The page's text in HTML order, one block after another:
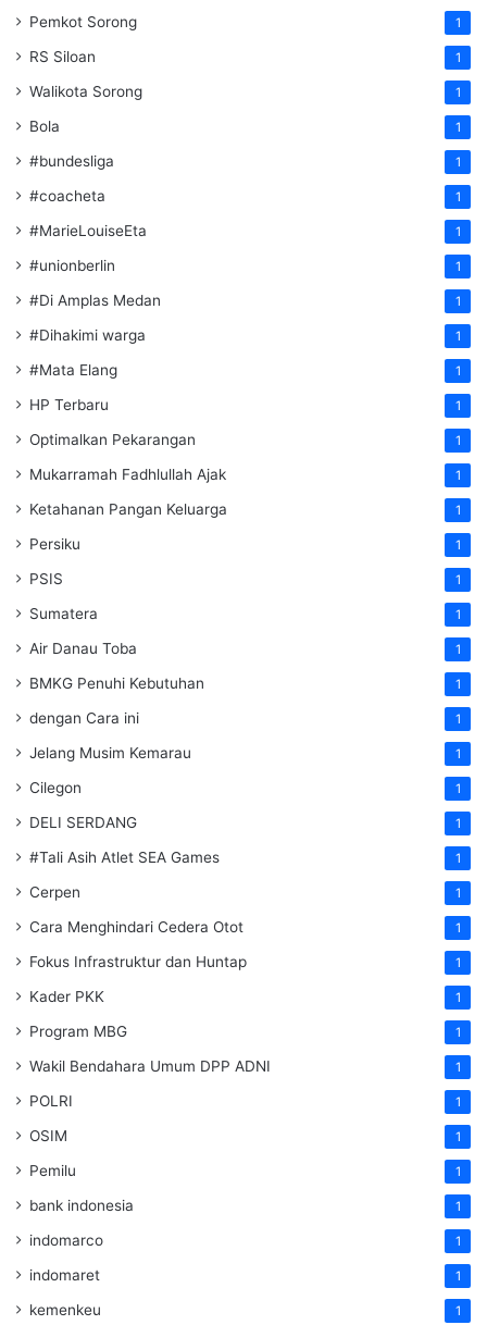
Pemkot Sorong 1
RS Siloan 1
Walikota Sorong 1
Bola 1
#bundesliga 1
#coacheta 1
#MarieLouiseEta 1
#unionberlin 1
#Di Amplas Medan 1
#Dihakimi warga 1
#Mata Elang 1
HP Terbaru 1
Optimalkan Pekarangan 1
Mukarramah Fadhlullah Ajak 1
Ketahanan Pangan Keluarga 1
Persiku 1
PSIS 1
Sumatera 1
Air Danau Toba 1
BMKG Penuhi Kebutuhan 1
dengan Cara ini 1
Jelang Musim Kemarau 1
Cilegon 1
DELI SERDANG 1
#Tali Asih Atlet SEA Games 1
Cerpen 1
Cara Menghindari Cedera Otot 1
Fokus Infrastruktur dan Huntap 1
Kader PKK 1
Program MBG 1
Wakil Bendahara Umum DPP ADNI 1
POLRI 1
OSIM 1
Pemilu 1
bank indonesia 1
indomarco 1
indomaret 1
kemenkeu 1